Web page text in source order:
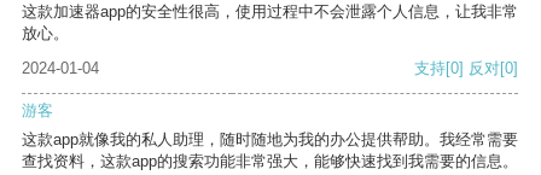
这款加速器app的安全性很高，使用过程中不会泄露个人信息，让我非常
放心。
2024-01-04
支持[0] 反对[0]
游客
这款app就像我的私人助理，随时随地为我的办公提供帮助。我经常需要
查找资料，这款app的搜索功能非常强大，能够快速找到我需要的信息。